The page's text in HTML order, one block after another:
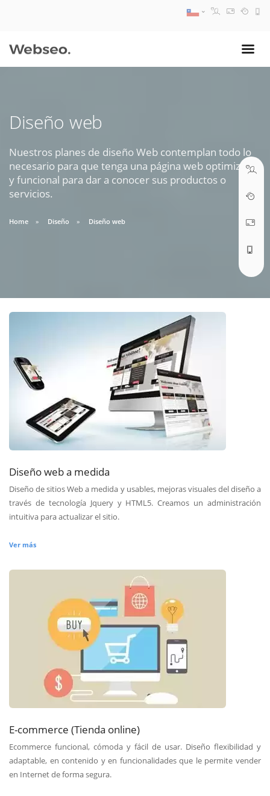
Diseño web
Nuestros planes de diseño Web contemplan todo lo
necesario para que tenga una página web optimizada
y funcional para dar a conocer sus productos o
servicios.
Home Diseño Diseño web
Diseño web a medida
Diseño de sitios Web a medida y usables, mejoras visuales del diseño a
través de tecnología Jquery y HTML5. Creamos un administración
intuitiva para actualizar el sitio.
Ver más
E-commerce (Tienda online)
Ecommerce funcional, cómoda y fácil de usar. Diseño flexibilidad y
adaptable, en contenido y en funcionalidades que le permite vender
en Internet de forma segura.
09:30 AM A 18:30 PM
soporte@webseo.cl